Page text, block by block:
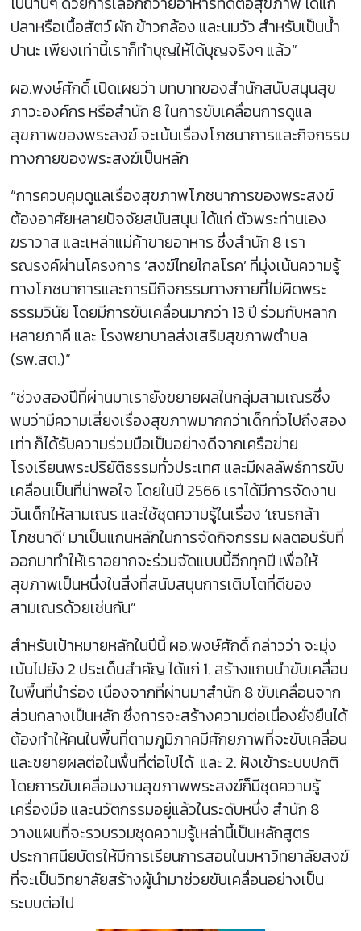
ปลาหรือเนื้อสัตว์ ผัก ข้าวกล้อง และนมวัว สำหรับเป็นน้ำ
ปานะ เพียงเท่านี้เราก็ทำบุญให้ได้บุญจริงๆ แล้ว”
ผอ.พงษ์ศักดิ์ เปิดเผยว่า บทบาทของสำนักสนับสนุนสุข
ภาวะองค์กร หรือสำนัก 8 ในการขับเคลื่อนการดูแล
สุขภาพของพระสงฆ์ จะเน้นเรื่องโภชนาการและกิจกรรม
ทางกายของพระสงฆ์เป็นหลัก
“การควบคุมดูแลเรื่องสุขภาพโภชนาการของพระสงฆ์
ต้องอาศัยหลายปัจจัยสนันสนุน ได้แก่ ตัวพระท่านเอง
ฆราวาส และเหล่าแม่ค้าขายอาหาร ซึ่งสำนัก 8 เรา
รณรงค์ผ่านโครงการ ‘สงฆ์ไทยไกลโรค’ ที่มุ่งเน้นความรู้
ทางโภชนาการและการมีกิจกรรมทางกายที่ไม่ผิดพระ
ธรรมวินัย โดยมีการขับเคลื่อนมากว่า 13 ปี ร่วมกับหลาก
หลายภาคี และ โรงพยาบาลส่งเสริมสุขภาพตำบล
(รพ.สต.)”
“ช่วงสองปีที่ผ่านมาเรายังขยายผลในกลุ่มสามเณรซึ่ง
พบว่ามีความเสี่ยงเรื่องสุขภาพมากกว่าเด็กทั่วไปถึงสอง
เท่า ก็ได้รับความร่วมมือเป็นอย่างดีจากเครือข่าย
โรงเรียนพระปริยัติธรรมทั่วประเทศ และมีผลลัพธ์การขับ
เคลื่อนเป็นที่น่าพอใจ โดยในปี 2566 เราได้มีการจัดงาน
วันเด็กให้สามเณร และใช้ชุดความรู้ในเรื่อง ‘เณรกล้า
โภชนาดี’ มาเป็นแกนหลักในการจัดกิจกรรม ผลตอบรับที่
ออกมาทำให้เราอยากจะร่วมจัดแบบนี้อีกทุกปี เพื่อให้
สุขภาพเป็นหนึ่งในสิ่งที่สนับสนุนการเติบโตที่ดีของ
สามเณรด้วยเช่นกัน”
สำหรับเป้าหมายหลักในปีนี้ ผอ.พงษ์ศักดิ์ กล่าวว่า จะมุ่ง
เน้นไปยัง 2 ประเด็นสำคัญ ได้แก่ 1. สร้างแกนนำขับเคลื่อน
ในพื้นที่นำร่อง เนื่องจากที่ผ่านมาสำนัก 8 ขับเคลื่อนจาก
ส่วนกลางเป็นหลัก ซึ่งการจะสร้างความต่อเนื่องยั่งยืนได้
ต้องทำให้คนในพื้นที่ตามภูมิภาคมีศักยภาพที่จะขับเคลื่อน
และขยายผลต่อในพื้นที่ต่อไปได้ และ 2. ฝังเข้าระบบปกติ
โดยการขับเคลื่อนงานสุขภาพพระสงฆ์ก็มีชุดความรู้
เครื่องมือ และนวัตกรรมอยู่แล้วในระดับหนึ่ง สำนัก 8
วางแผนที่จะรวบรวมชุดความรู้เหล่านี้เป็นหลักสูตร
ประกาศนียบัตรให้มีการเรียนการสอนในมหาวิทยาลัยสงฆ์
ที่จะเป็นวิทยาลัยสร้างผู้นำมาช่วยขับเคลื่อนอย่างเป็น
ระบบต่อไป